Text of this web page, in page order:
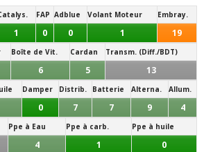
FAP Adblue Volant Moteur Embray.
1 0 0 1 19
Boîte de Vit. Cardan Transm. (Diff./BDT)
6 5 13
Damper Distrib. Batterie Alterna. Allum.
0 7 7 9 4
Ppe à Eau Ppe à carb. Ppe à huile
4 1 0